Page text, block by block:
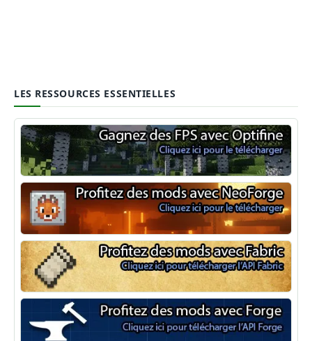
LES RESSOURCES ESSENTIELLES
Optifine
NeoForge
Minecraft Fabric